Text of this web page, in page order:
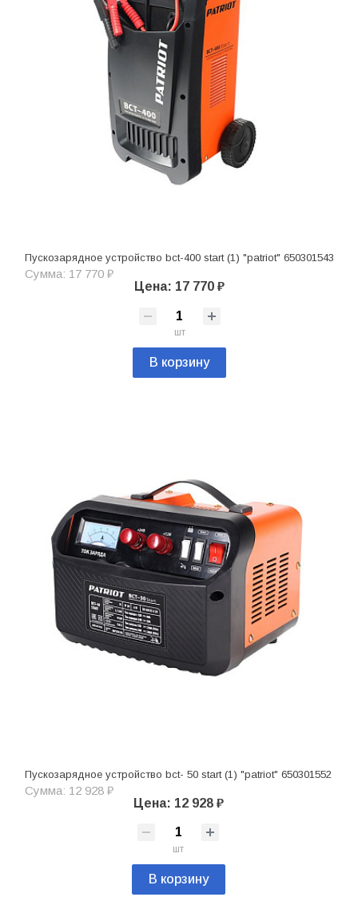
Пускозарядное устройство bct-400 start (1) "patriot" 650301543
Сумма: 17 770 ₽
Цена: 17 770 ₽
шт
В корзину
Пускозарядное устройство bct- 50 start (1) "patriot" 650301552
Сумма: 12 928 ₽
Цена: 12 928 ₽
шт
В корзину